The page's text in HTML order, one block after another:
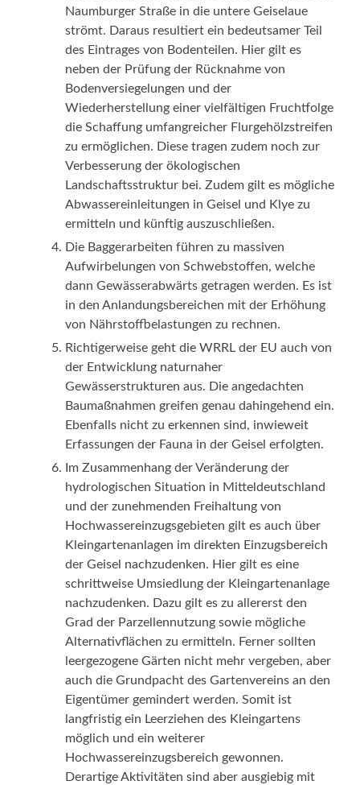
Naumburger Straße in die untere Geiselaue
strömt. Daraus resultiert ein bedeutsamer Teil
des Eintrages von Bodenteilen. Hier gilt es
neben der Prüfung der Rücknahme von
Bodenversiegelungen und der
Wiederherstellung einer vielfältigen Fruchtfolge
die Schaffung umfangreicher Flurgehölzstreifen
zu ermöglichen. Diese tragen zudem noch zur
Verbesserung der ökologischen
Landschaftsstruktur bei. Zudem gilt es mögliche
Abwassereinleitungen in Geisel und Klye zu
ermitteln und künftig auszuschließen.
Die Baggerarbeiten führen zu massiven
Aufwirbelungen von Schwebstoffen, welche
dann Gewässerabwärts getragen werden. Es ist
in den Anlandungsbereichen mit der Erhöhung
von Nährstoffbelastungen zu rechnen.
Richtigerweise geht die WRRL der EU auch von
der Entwicklung naturnaher
Gewässerstrukturen aus. Die angedachten
Baumaßnahmen greifen genau dahingehend ein.
Ebenfalls nicht zu erkennen sind, inwieweit
Erfassungen der Fauna in der Geisel erfolgten.
Im Zusammenhang der Veränderung der
hydrologischen Situation in Mitteldeutschland
und der zunehmenden Freihaltung von
Hochwassereinzugsgebieten gilt es auch über
Kleingartenanlagen im direkten Einzugsbereich
der Geisel nachzudenken. Hier gilt es eine
schrittweise Umsiedlung der Kleingartenanlage
nachzudenken. Dazu gilt es zu allererst den
Grad der Parzellennutzung sowie mögliche
Alternativflächen zu ermitteln. Ferner sollten
leergezogene Gärten nicht mehr vergeben, aber
auch die Grundpacht des Gartenvereins an den
Eigentümer gemindert werden. Somit ist
langfristig ein Leerziehen des Kleingartens
möglich und ein weiterer
Hochwassereinzugsbereich gewonnen.
Derartige Aktivitäten sind aber ausgiebig mit